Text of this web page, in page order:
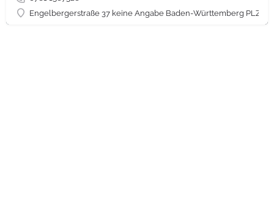
Engelbergerstraße 37 keine Angabe Baden-Württemberg PLZ